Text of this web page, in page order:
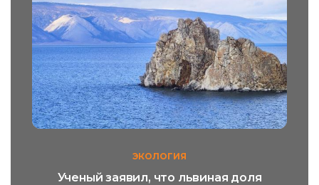
ЭКОЛОГИЯ
Ученый заявил, что львиная доля